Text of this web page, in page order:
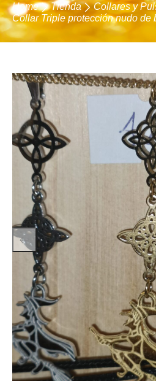
Home Tienda
Collares y
Collar Triple protección nudo de